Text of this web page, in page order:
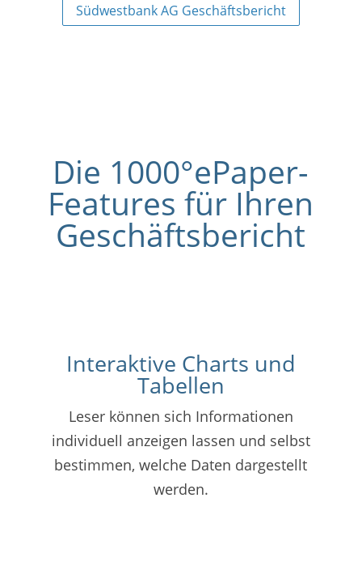
Südwestbank AG Geschäftsbericht
Die 1000°ePaper-
Features für Ihren
Geschäftsbericht
Interaktive Charts und
Tabellen
Leser können sich Informationen
individuell anzeigen lassen und selbst
bestimmen, welche Daten dargestellt
werden.